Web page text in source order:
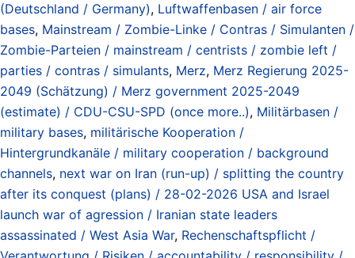
(Deutschland / Germany), Luftwaffenbasen / air force
bases, Mainstream / Zombie-Linke / Contras / Simulanten /
Zombie-Parteien / mainstream / centrists / zombie left /
parties / contras / simulants, Merz, Merz Regierung 2025-
2049 (Schätzung) / Merz government 2025-2049
(estimate) / CDU-CSU-SPD (once more..), Militärbasen /
military bases, militärische Kooperation /
Hintergrundkanäle / military cooperation / background
channels, next war on Iran (run-up) / splitting the country
after its conquest (plans) / 28-02-2026 USA and Israel
launch war of agression / Iranian state leaders
assassinated / West Asia War, Rechenschaftspflicht /